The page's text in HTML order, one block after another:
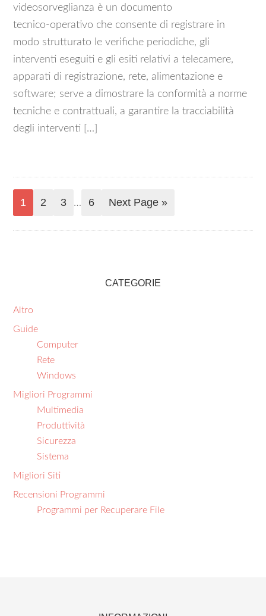
videosorveglianza è un documento
tecnico‑operativo che consente di registrare in
modo strutturato le verifiche periodiche, gli
interventi eseguiti e gli esiti relativi a telecamere,
apparati di registrazione, rete, alimentazione e
software; serve a dimostrare la conformità a norme
tecniche e contrattuali, a garantire la tracciabilità
degli interventi […]
1 2 3 … 6 Next Page »
CATEGORIE
Altro
Guide
Computer
Rete
Windows
Migliori Programmi
Multimedia
Produttività
Sicurezza
Sistema
Migliori Siti
Recensioni Programmi
Programmi per Recuperare File